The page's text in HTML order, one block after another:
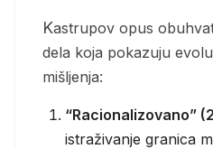
Kastrupov opus obuhvata nekoliko ključnih
dela koja pokazuju
mišljenja:
“Racionalizovano”
istraživanje granica